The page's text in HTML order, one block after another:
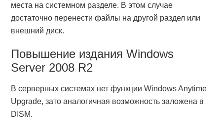
места на системном разделе. В этом случае
достаточно перенести файлы на другой раздел или
внешний диск.
Повышение издания Windows
Server 2008 R2
В серверных системах нет функции Windows Anytime
Upgrade, зато аналогичная возможность заложена в
DISM.